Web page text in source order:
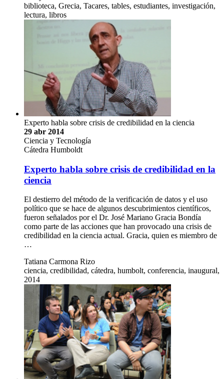
biblioteca, Grecia, Tacares, tables, estudiantes, investigación,
lectura, libros
Experto habla sobre crisis de credibilidad en la ciencia
29 abr 2014
Ciencia y Tecnología
Cátedra Humboldt
Experto habla sobre crisis de credibilidad en la
ciencia
El destierro del método de la verificación de datos y el uso
político que se hace de algunos descubrimientos científicos,
fueron señalados por el Dr. José Mariano Gracia Bondía
como parte de las acciones que han provocado una crisis de
credibilidad en la ciencia actual. Gracia, quien es miembro de
…
Tatiana Carmona Rizo
ciencia, credibilidad, cátedra, humbolt, conferencia, inaugural,
2014